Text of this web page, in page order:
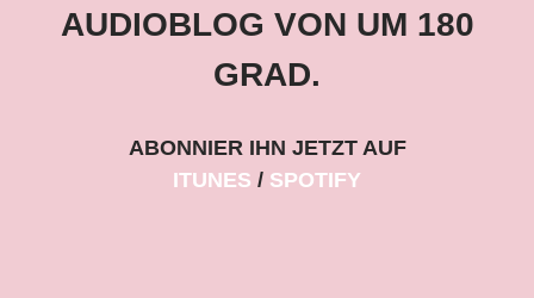
AUDIOBLOG VON UM 180
GRAD.
ABONNIER IHN JETZT AUF
ITUNES
SPOTIFY